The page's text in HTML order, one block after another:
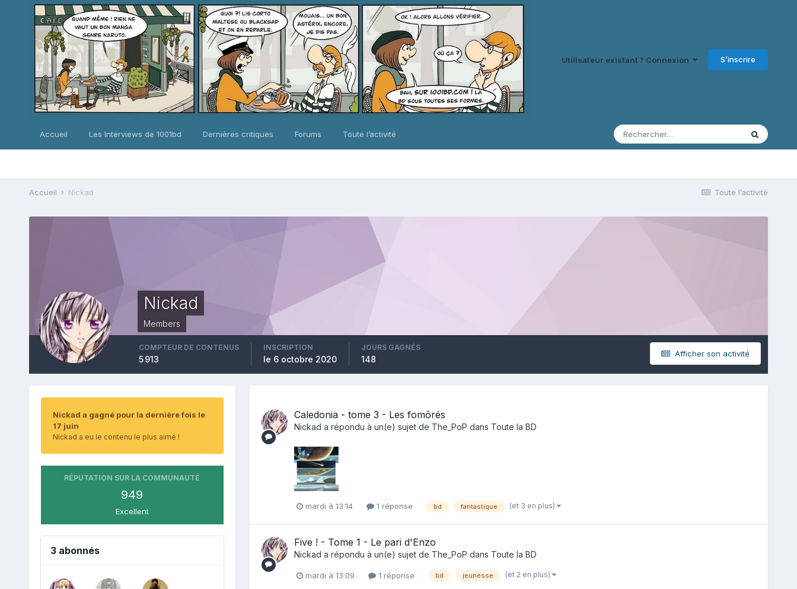
Utilisateur existant ? Connexion S’inscrire
Accueil Les Interviews de 1001bd Dernières critiques Forums Toute l’activité
Toute l’activité
Accueil Nickad
Nickad
Members
Afficher son activité
COMPTEUR DE CONTENUS
5 913
INSCRIPTION
le 6 octobre 2020
JOURS GAGNÉS
148
Nickad a gagné pour la dernière fois le
17 juin
Nickad a eu le contenu le plus aimé !
RÉPUTATION SUR LA COMMUNAUTÉ
949
Excellent
3 abonnés
Caledonia - tome 3 - Les fomôrés
Nickad a répondu à un(e) sujet de The_PoP dans Toute la BD
mardi à 13:14 1 réponse bd fantastique (et 3 en plus)
Five ! - Tome 1 - Le pari d'Enzo
Nickad a répondu à un(e) sujet de The_PoP dans Toute la BD
mardi à 13:09 1 réponse bd jeunesse (et 2 en plus)